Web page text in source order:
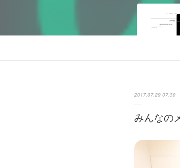
2017.07.29 07:30
みんなの